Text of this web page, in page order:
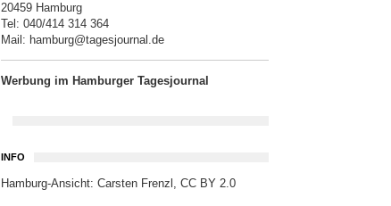
20459 Hamburg
Tel: 040/414 314 364
Mail: hamburg@tagesjournal.de
Werbung im Hamburger Tagesjournal
INFO
Hamburg-Ansicht: Carsten Frenzl , CC BY 2.0